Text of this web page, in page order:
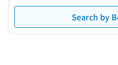
Search by